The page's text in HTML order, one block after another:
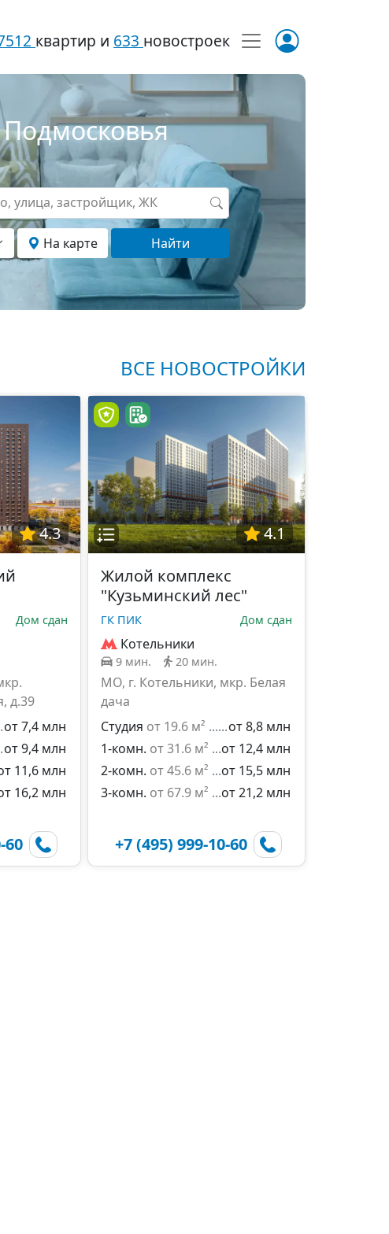
квартир и 633 новостроек
улица, застройщик, ЖК
На карте Найти
ВСЕ НОВОСТРОЙКИ
4.3
Дом сдан
д.39
от 7,4 млн
от 9,4 млн
11,6 млн
16,2 млн
60
4.1
Жилой комплекс
"Кузьминский лес"
ГК ПИК Дом сдан
Котельники
9 мин. 20 мин.
МО, г. Котельники, мкр. Белая
дача
Студия от 19.6 м²
от 8,8 млн
1-комн. от 31.6 м²
от 12,4 млн
2-комн. от 45.6 м²
от 15,5 млн
3-комн. от 67.9 м² от 21,2 млн
+7 (495) 999-10-60